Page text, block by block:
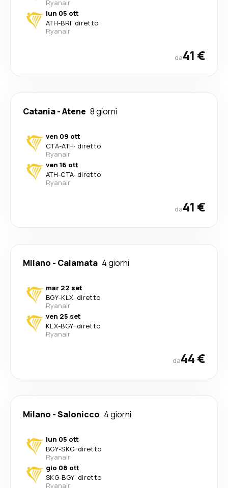
Ryanair
lun 05 ott
ATH-BRI· diretto
Ryanair
da41 €
Catania-Atene 8 giorni
ven 09 ott
CTA-ATH· diretto
Ryanair
ven 16 ott
ATH-CTA· diretto
Ryanair
da41 €
Milano - Calamata 4 giorni
mar 22 set
BGY-KLX· diretto
Ryanair
ven 25 set
KLX-BGY· diretto
Ryanair
da44 €
Milano -Salonicco 4 giorni
lun 05 ott
BGY-SKG· diretto
Ryanair
gio 08 ott
SKG-BGY· diretto
Ryanair